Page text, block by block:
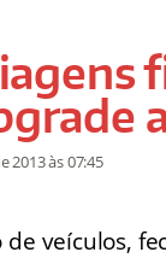
2013às 07:45
veículos,